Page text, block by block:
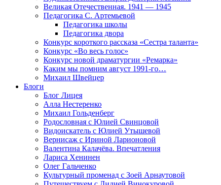
Великая Отечественная. 1941 — 1945
Педагогика С. Артемьевой
Педагогика школы
Педагогика двора
Конкурс короткого рассказа «Сестра таланта»
Конкурс «Во весь голос»
Конкурс новой драматургии «Ремарка»
Каким мы помним август 1991-го…
Михаил Швейцер
Блоги
Блог Лицея
Алла Нестеренко
Михаил Гольденберг
Родословная с Юлией Свинцовой
Видоискатель с Юлией Утышевой
Вернисаж с Ириной Ларионовой
Валентина Калачёва. Впечатления
Лариса Хенинен
Олег Гальченко
Культурный променад с Зоей Арнаутовой